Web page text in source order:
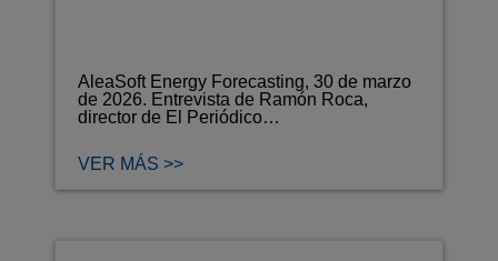
AleaSoft Energy Forecasting, 30 de marzo
de 2026. Entrevista de Ramón Roca,
director de El Periódico…
VER MÁS >>